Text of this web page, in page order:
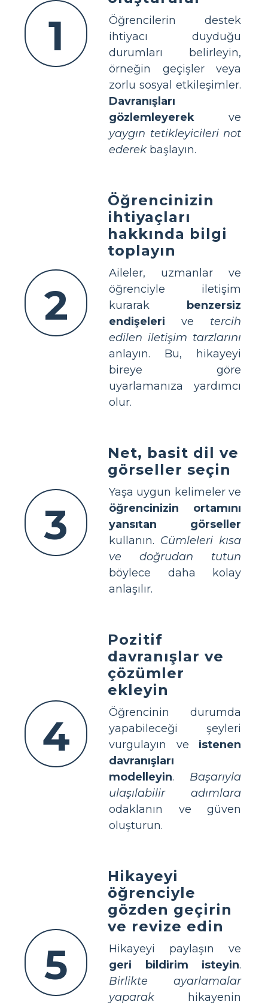
1
Öğrencilerin destek
ihtiyacı duyduğu
durumları belirleyin,
örneğin geçişler veya
zorlu sosyal etkileşimler.
Davranışları
gözlemleyerek ve
yaygın tetikleyicileri not
ederek başlayın.
2
Öğrencinizin
ihtiyaçları
hakkında bilgi
toplayın
Aileler, uzmanlar ve
öğrenciyle iletişim
kurarak benzersiz
endişeleri ve tercih
edilen iletişim tarzlarını
anlayın. Bu, hikayeyi
bireye göre
uyarlamanıza yardımcı
olur.
3
Net, basit dil ve
görseller seçin
Yaşa uygun kelimeler ve
öğrencinizin ortamını
yansıtan görseller
kullanın. Cümleleri kısa
ve doğrudan tutun
böylece daha kolay
anlaşılır.
4
Pozitif
davranışlar ve
çözümler
ekleyin
Öğrencinin durumda
yapabileceği şeyleri
vurgulayın ve istenen
davranışları
modelleyin. Başarıyla
ulaşılabilir adımlara
odaklanın ve güven
oluşturun.
5
Hikayeyi
öğrenciyle
gözden geçirin
ve revize edin
Hikayeyi paylaşın ve
geri bildirim isteyin.
Birlikte ayarlamalar
yaparak hikayenin